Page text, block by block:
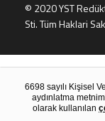
© 2020 YST
Sti. Tüm Haklari
6698 sayılı Kişisel
aydınlatma
olarak kullanılan